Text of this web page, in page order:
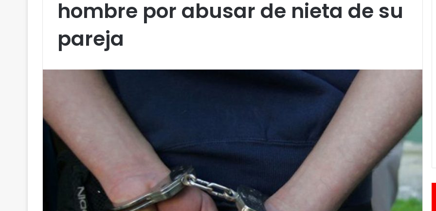
hombre por abusar de nieta de su
pareja